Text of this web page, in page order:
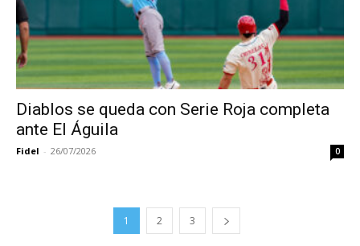
Diablos se queda con Serie Roja completa
ante El Águila
Fidel - 26/07/2026 0
1 2 3